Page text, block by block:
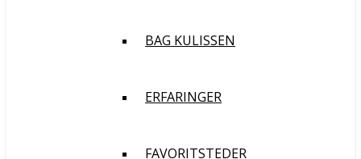
BAG KULISSEN
ERFARINGER
FAVORITSTEDER